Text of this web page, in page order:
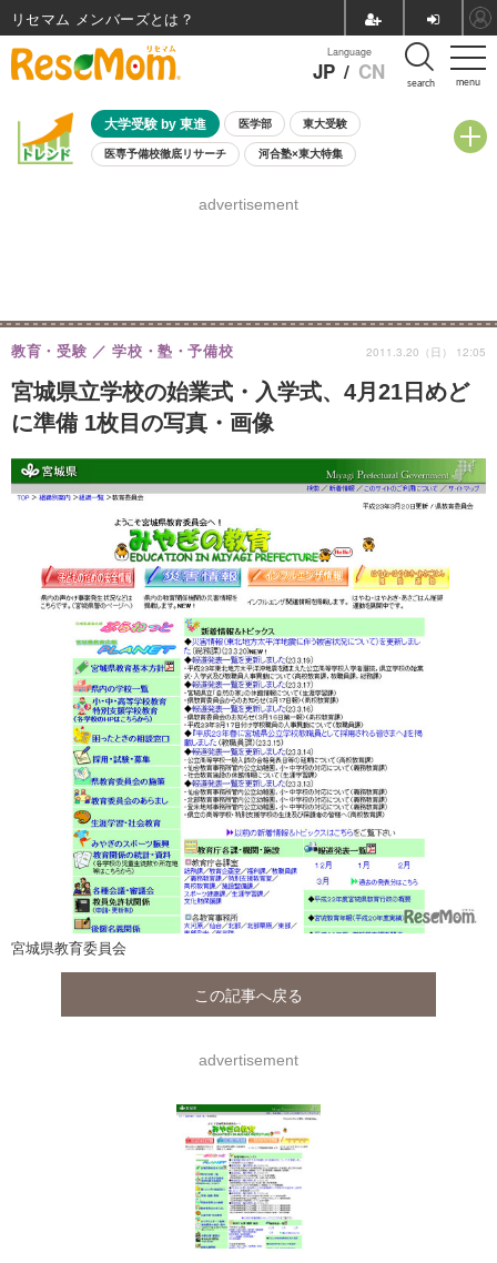
menu
Language
JP / CN search
大学受験 by 東進 医学部 東大受験
医専予備校徹底リサーチ 河合塾×東大特集
8月開催学校説明会・相談会
advertisement
宮城県立学校の始業式・入学式、4月21日めど
に準備 1枚目の写真・画像
教育・受験 学校・塾・予備校 2011.3.20（日） 12:05
宮城県教育委員会
この記事へ戻る
advertisement
リセマム メンバーズ